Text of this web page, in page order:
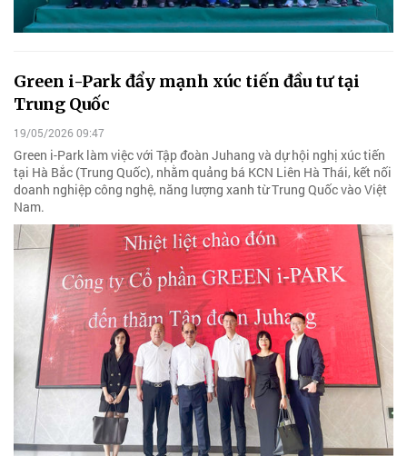
Green i-Park đẩy mạnh xúc tiến đầu tư tại
Trung Quốc
19/05/2026 09:47
Green i-Park làm việc với Tập đoàn Juhang và dự hội nghị xúc tiến
tại Hà Bắc (Trung Quốc), nhằm quảng bá KCN Liên Hà Thái, kết nối
doanh nghiệp công nghệ, năng lượng xanh từ Trung Quốc vào Việt
Nam.